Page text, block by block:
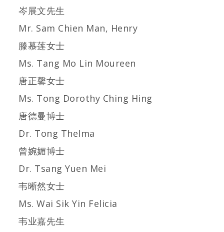
岑展文先生
Mr. Sam Chien Man, Henry
滕慕莲女士
Ms. Tang Mo Lin Moureen
唐正馨女士
Ms. Tong Dorothy Ching Hing
唐德曼博士
Dr. Tong Thelma
曾婉媚博士
Dr. Tsang Yuen Mei
韦晰然女士
Ms. Wai Sik Yin Felicia
韦业嘉先生